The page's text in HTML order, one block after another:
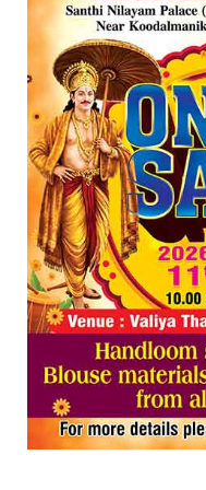
മില്ലി
Get In Touch
Twitter
LinkedIn
YouTube
All Rights Reserved